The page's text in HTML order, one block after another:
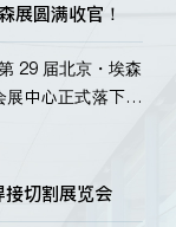
展圆满收官！
29 届北京・埃森
中心正式落下帷
户、行业伙伴、
切割展览会